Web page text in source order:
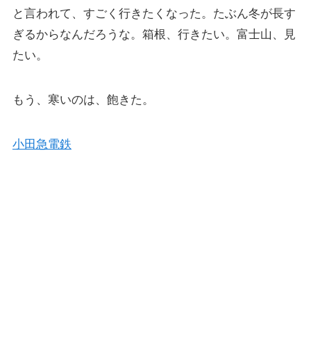
と言われて、すごく行きたくなった。たぶん冬が長す
ぎるからなんだろうな。箱根、行きたい。富士山、見
たい。
もう、寒いのは、飽きた。
小田急電鉄